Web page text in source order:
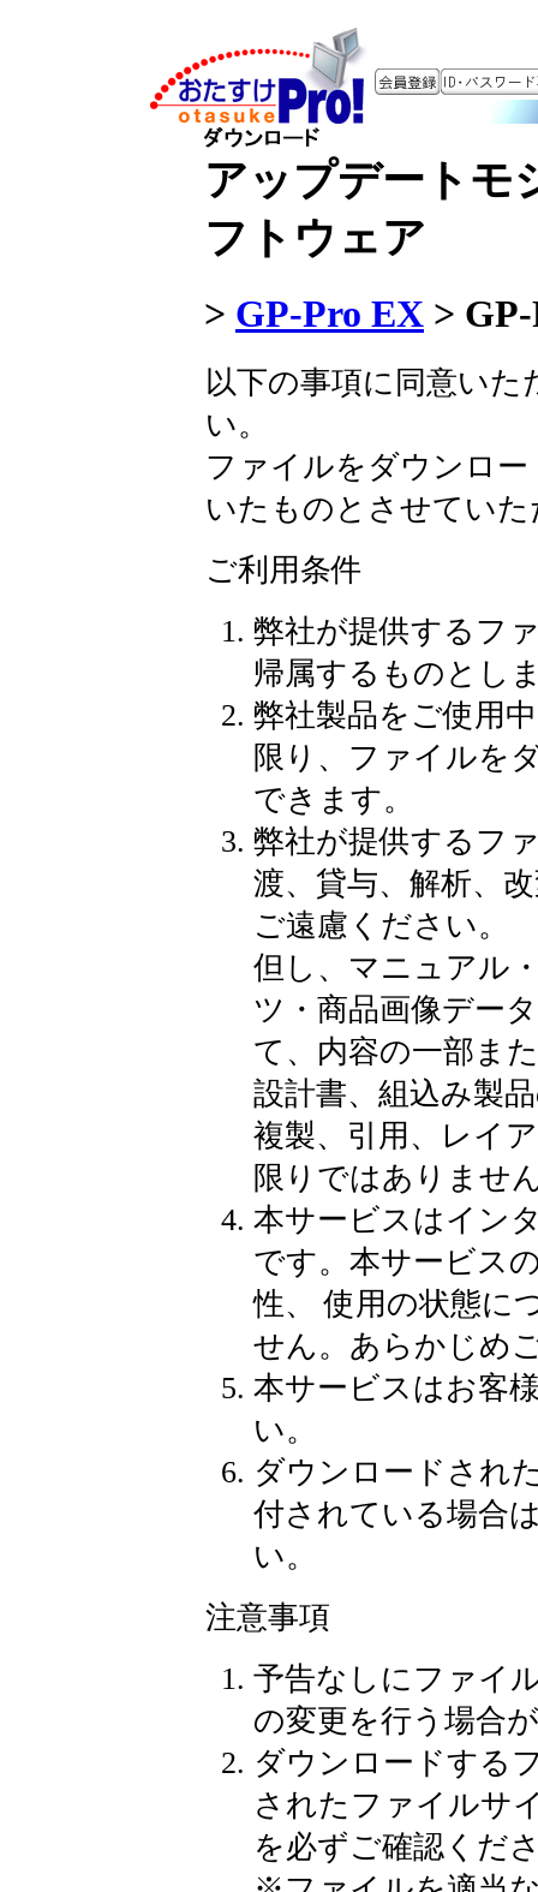
アップデートモ
フトウェア
> GP-Pro EX >
以下の事項に同意い
い。
ファイルをダウンロ
いたものとさせてい
ご利用条件
弊社が提供するフ
帰属するものとし
弊社製品をご使用
限り、ファイルを
できます。
弊社が提供するフ
渡、貸与、解析、
ご遠慮ください。
但し、マニュアル
ツ・商品画像デー
て、内容の一部ま
設計書、組込み製
複製、引用、レイ
限りではありませ
本サービスはイン
です。本サービス
性、 使用の状態に
せん。あらかじめ
本サービスはお客
い。
ダウンロードされ
付されている場合
い。
注意事項
予告なしにファイ
の変更を行う場合
ダウンロードする
されたファイルサ
を必ずご確認くだ